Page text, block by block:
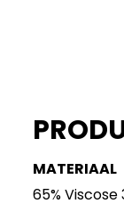
MATERIAAL
65% Viscose